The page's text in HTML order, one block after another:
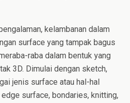
kelambanan dalam
surface yang tampak bagus
raba dalam bentuk yang
3D. Dimulai dengan sketch,
jenis surface atau hal-hal
surface, bondaries, knitting,